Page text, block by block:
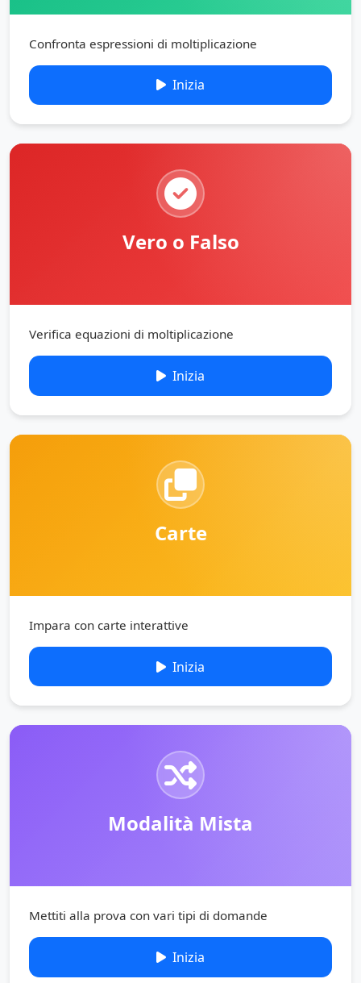
Confronta espressioni di moltiplicazione
Inizia
Vero o Falso
Verifica equazioni di moltiplicazione
Inizia
Carte
Impara con carte interattive
Inizia
Modalità Mista
Mettiti alla prova con vari tipi di domande
Inizia